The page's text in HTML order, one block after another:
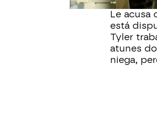
TJ Ott,
Le acusa
está
Tyler
atunes
niega,